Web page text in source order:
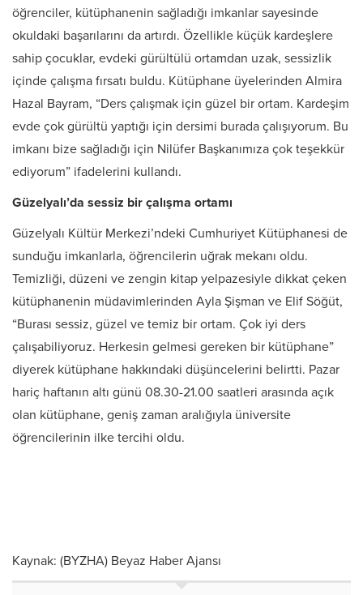
öğrenciler, kütüphanenin sağladığı imkanlar sayesinde
okuldaki başarılarını da artırdı. Özellikle küçük kardeşlere
sahip çocuklar, evdeki gürültülü ortamdan uzak, sessizlik
içinde çalışma fırsatı buldu. Kütüphane üyelerinden Almira
Hazal Bayram, “Ders çalışmak için güzel bir ortam. Kardeşim
evde çok gürültü yaptığı için dersimi burada çalışıyorum. Bu
imkanı bize sağladığı için Nilüfer Başkanımıza çok teşekkür
ediyorum” ifadelerini kullandı.
Güzelyalı’da sessiz bir çalışma ortamı
Güzelyalı Kültür Merkezi’ndeki Cumhuriyet Kütüphanesi de
sunduğu imkanlarla, öğrencilerin uğrak mekanı oldu.
Temizliği, düzeni ve zengin kitap yelpazesiyle dikkat çeken
kütüphanenin müdavimlerinden Ayla Şişman ve Elif Söğüt,
“Burası sessiz, güzel ve temiz bir ortam. Çok iyi ders
çalışabiliyoruz. Herkesin gelmesi gereken bir kütüphane”
diyerek kütüphane hakkındaki düşüncelerini belirtti. Pazar
hariç haftanın altı günü 08.30-21.00 saatleri arasında açık
olan kütüphane, geniş zaman aralığıyla üniversite
öğrencilerinin ilke tercihi oldu.
Kaynak: (BYZHA) Beyaz Haber Ajansı